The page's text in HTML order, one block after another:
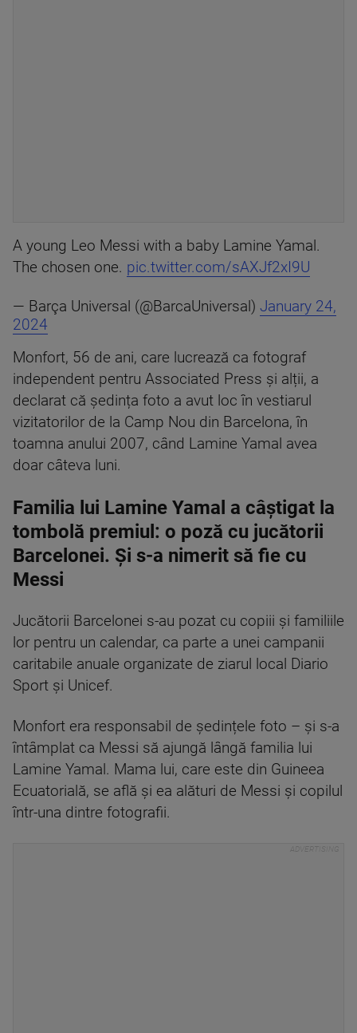
A young Leo Messi with a baby Lamine Yamal.
The chosen one. pic.twitter.com/sAXJf2xI9U
— Barça Universal (@BarcaUniversal) January 24,
2024
Monfort, 56 de ani, care lucrează ca fotograf
independent pentru Associated Press și alții, a
declarat că ședința foto a avut loc în vestiarul
vizitatorilor de la Camp Nou din Barcelona, în
toamna anului 2007, când Lamine Yamal avea
doar câteva luni.
Familia lui Lamine Yamal a câștigat la
tombolă premiul: o poză cu jucătorii
Barcelonei. Și s-a nimerit să fie cu
Messi
Jucătorii Barcelonei s-au pozat cu copiii și familiile
lor pentru un calendar, ca parte a unei campanii
caritabile anuale organizate de ziarul local Diario
Sport și Unicef.
Monfort era responsabil de ședințele foto – și s-a
întâmplat ca Messi să ajungă lângă familia lui
Lamine Yamal. Mama lui, care este din Guineea
Ecuatorială, se află și ea alături de Messi și copilul
într-una dintre fotografii.